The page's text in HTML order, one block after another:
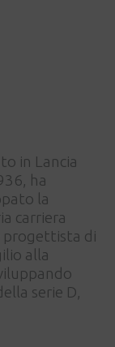
in Lancia
ha
la
carriera
progettista di
alla
serie D,